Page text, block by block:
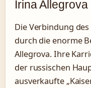
Irina
Die Verbindung
durch die enorme
Allegrova. Ihre
der russischen
ausverkaufte